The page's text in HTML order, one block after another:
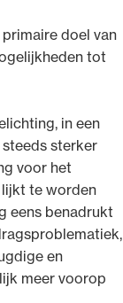
doel van
tot
in een
sterker
voor het
te worden
eens benadrukt
en
meer voorop